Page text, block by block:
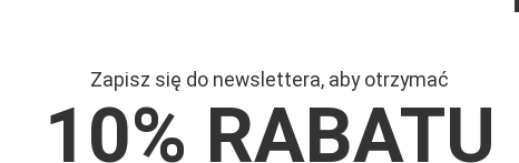
Zapisz się do newslettera, aby otrzymać
10% RABATU